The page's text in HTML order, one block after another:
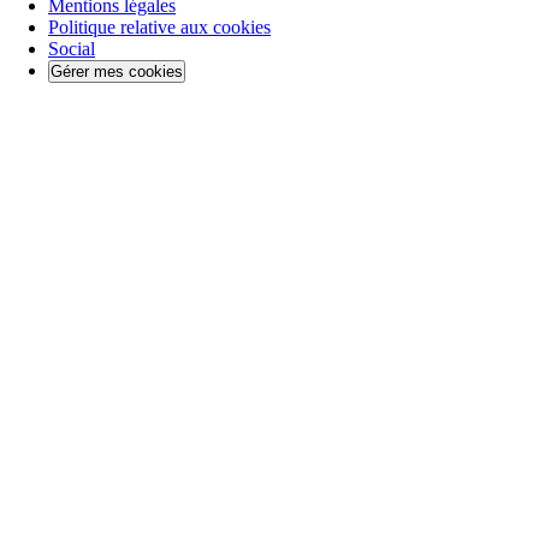
Mentions légales
Politique relative aux cookies
Social
Gérer mes cookies